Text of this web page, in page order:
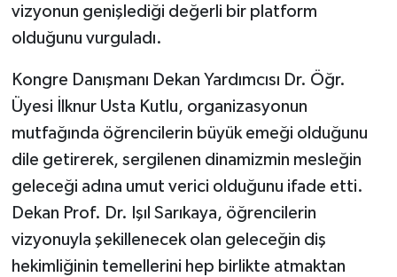
vizyonun genişlediği değerli bir platform
olduğunu vurguladı.
Kongre Danışmanı Dekan Yardımcısı Dr. Öğr.
Üyesi İlknur Usta Kutlu, organizasyonun
mutfağında öğrencilerin büyük emeği olduğunu
dile getirerek, sergilenen dinamizmin mesleğin
geleceği adına umut verici olduğunu ifade etti.
Dekan Prof. Dr. Işıl Sarıkaya, öğrencilerin
vizyonuyla şekillenecek olan geleceğin diş
hekimliğinin temellerini hep birlikte atmaktan